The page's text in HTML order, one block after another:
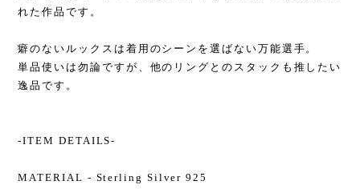
れた作品です。
癖のないルックスは着用のシーンを選ばない万能選手。
単品使いは勿論ですが、他のリングとのスタックも推したい
逸品です。
-ITEM DETAILS-
MATERIAL - Sterling Silver 925